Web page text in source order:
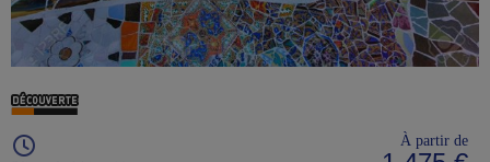
À partir de